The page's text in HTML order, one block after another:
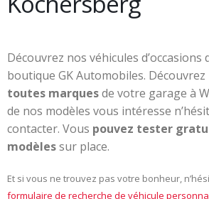
Découvrez nos véhicules d’occasions
boutique GK Automobiles. Découvrez
toutes marquesde votre garage à
de nos modèles vous intéresse
contacter. Vous pouvez tester
modèlessur place.
Et si vous ne trouvez pas votre bonheur,
formulaire de recherche de véhicule